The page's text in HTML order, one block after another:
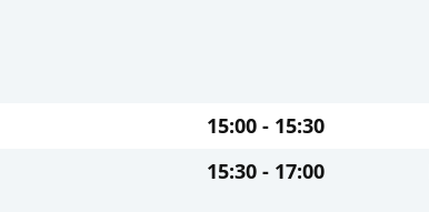
15:00 - 15:30
15:30 - 17:00